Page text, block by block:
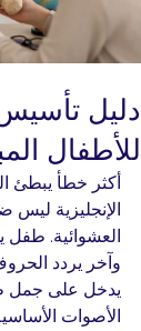
دليل تأسيس
للأطفال
أكثر خطأ يبطئ
الإنجليزية ليس
العشوائية. طفل
وآخر يردد
يدخل على جمل
الأصوات